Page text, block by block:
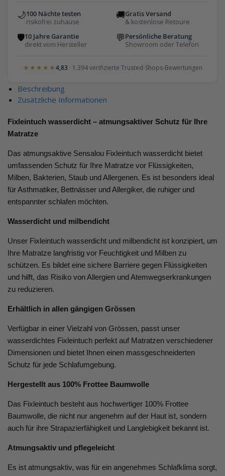
🌙100 Nächte testen
risikofrei zuhause
🚚Gratis Versand
& kostenlose Retoure
🛡10 Jahre Garantie
direkt vom Hersteller
💬Persönliche Beratung
Showroom oder Telefon
★★★★★4,83 · 1.394 verifizierte Trusted-Shops-Bewertungen
Beschreibung
Zusätzliche Informationen
Fixleintuch wasserdicht – atmungsaktiver Schutz für Ihre
Matratze
Das atmungsaktive Sensalou Fixleintuch wasserdicht bietet
umfassenden Schutz für Ihre Matratze vor Flüssigkeiten,
Milben, Bakterien, Staub und Allergenen. Es ist besonders ideal
für Asthmatiker, Bettnässer und Allergiker, die ruhiger und
entspannter schlafen möchten.
Wasserdicht und milbendicht
Unser Fixleintuch wasserdicht und milbendicht ist konzipiert, um
Ihre Matratze langfristig vor Feuchtigkeit und Milben zu
schützen. Es bildet eine sichere Barriere gegen Flüssigkeiten
und hilft, das Risiko von Allergien und Atemwegserkrankungen
zu reduzieren.
Erhältlich in allen gängigen Grössen
Verfügbar in einer Vielzahl von Grössen, passt unser
wasserdichtes Fixleintuch perfekt auf Matratzen verschiedener
Dimensionen und bietet Ihnen einen massgeschneiderten
Schutz für jede Schlafumgebung.
Hergestellt aus 100% Frottee Baumwolle
Das Fixleintuch besteht aus hochwertiger 100% Frottee
Baumwolle, die nicht nur angenehm auf der Haut ist, sondern
auch für ihre Strapazierfähigkeit und Langlebigkeit bekannt ist.
Atmungsaktiv und pflegeleicht
Es ist atmungsaktiv, was für ein angenehmes Schlafklima sorgt,